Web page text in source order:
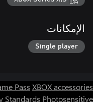
الإمكانات
Single player
Pass XBOX accessories
Standards Photosensitive